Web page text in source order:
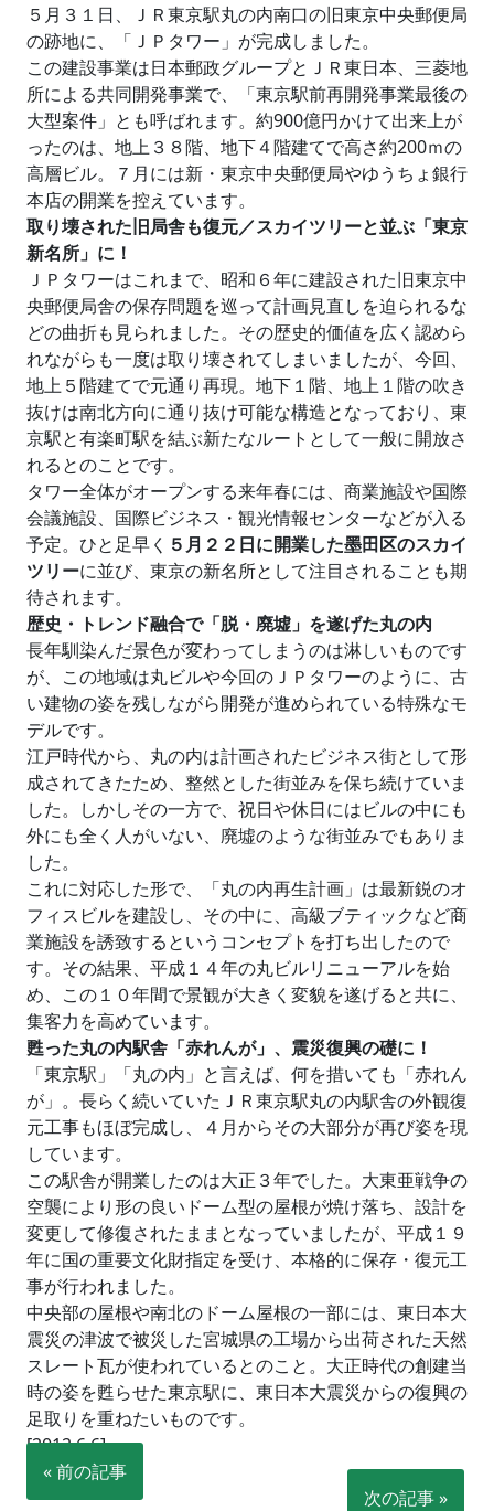
５月３１日、ＪＲ東京駅丸の内南口の旧東京中央郵便局
の跡地に、「ＪＰタワー」が完成しました。
この建設事業は日本郵政グループとＪＲ東日本、三菱地
所による共同開発事業で、「東京駅前再開発事業最後の
大型案件」とも呼ばれます。約900億円かけて出来上が
ったのは、地上３８階、地下４階建てで高さ約200ｍの
高層ビル。７月には新・東京中央郵便局やゆうちょ銀行
本店の開業を控えています。
取り壊された旧局舎も復元／スカイツリーと並ぶ「東京
新名所」に！
ＪＰタワーはこれまで、昭和６年に建設された旧東京中
央郵便局舎の保存問題を巡って計画見直しを迫られるな
どの曲折も見られました。その歴史的価値を広く認めら
れながらも一度は取り壊されてしまいましたが、今回、
地上５階建てで元通り再現。地下１階、地上１階の吹き
抜けは南北方向に通り抜け可能な構造となっており、東
京駅と有楽町駅を結ぶ新たなルートとして一般に開放さ
れるとのことです。
タワー全体がオープンする来年春には、商業施設や国際
会議施設、国際ビジネス・観光情報センターなどが入る
予定。ひと足早く ５月２２日に開業した墨田区のスカイ
ツリーに並び、東京の新名所として注目されることも期
待されます。
歴史・トレンド融合で「脱・廃墟」を遂げた丸の内
長年馴染んだ景色が変わってしまうのは淋しいものです
が、この地域は丸ビルや今回のＪＰタワーのように、古
い建物の姿を残しながら開発が進められている特殊なモ
デルです。
江戸時代から、丸の内は計画されたビジネス街として形
成されてきたため、整然とした街並みを保ち続けていま
した。しかしその一方で、祝日や休日にはビルの中にも
外にも全く人がいない、廃墟のような街並みでもありま
した。
これに対応した形で、「丸の内再生計画」は最新鋭のオ
フィスビルを建設し、その中に、高級ブティックなど商
業施設を誘致するというコンセプトを打ち出したので
す。その結果、平成１４年の丸ビルリニューアルを始
め、この１０年間で景観が大きく変貌を遂げると共に、
集客力を高めています。
甦った丸の内駅舎「赤れんが」、震災復興の礎に！
「東京駅」「丸の内」と言えば、何を措いても「赤れん
が」。長らく続いていたＪＲ東京駅丸の内駅舎の外観復
元工事もほぼ完成し、４月からその大部分が再び姿を現
しています。
この駅舎が開業したのは大正３年でした。大東亜戦争の
空襲により形の良いドーム型の屋根が焼け落ち、設計を
変更して修復されたままとなっていましたが、平成１９
年に国の重要文化財指定を受け、本格的に保存・復元工
事が行われました。
中央部の屋根や南北のドーム屋根の一部には、東日本大
震災の津波で被災した宮城県の工場から出荷された天然
スレート瓦が使われているとのこと。大正時代の創建当
時の姿を甦らせた東京駅に、東日本大震災からの復興の
足取りを重ねたいものです。
[2012.6.6]
« 前の記事
次の記事 »